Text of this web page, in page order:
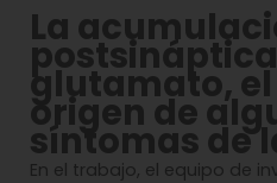
La
glutamato,
origen de
síntomas de
En el trabajo, el equipo de